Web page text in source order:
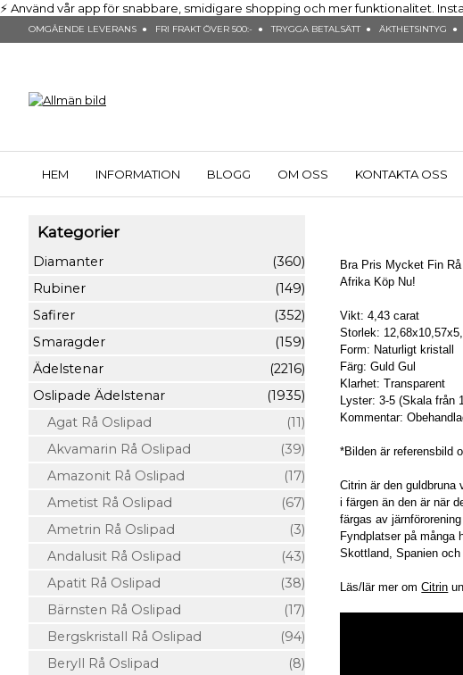
⚡ Använd vår app för snabbare, smidigare shopping och mer funktionalitet.
OMGÅENDE LEVERANS ● FRI FRAKT ÖVER 500:- ● TRYGGA BETALSÄTT ● ÄKTHETSINTYG ●
HEM INFORMATION BLOGG OM OSS KONTAKTA OSS
Kategorier
Diamanter
(360)
Rubiner
(149)
Safirer
(352)
Smaragder
(159)
Ädelstenar
(2216)
Oslipade Ädelstenar
(1935)
Agat Rå Oslipad
(11)
Akvamarin Rå Oslipad
(39)
Amazonit Rå Oslipad
(17)
Ametist Rå Oslipad
(67)
Ametrin Rå Oslipad
(3)
Andalusit Rå Oslipad
(43)
Apatit Rå Oslipad
(38)
Bärnsten Rå Oslipad
(17)
Bergskristall Rå Oslipad
(94)
Beryll Rå Oslipad
(8)
Bra Pris Mycket Fin
Afrika Köp Nu!
Vikt: 4,43 carat
Storlek:
Form: Naturligt kristall
Färg: Guld Gul
Klarhet: Transparent
Lyster: 3-5 (Skala från
Kommentar:
*Bilden är referensbild
Citrin är den
i färgen än den är när
färgas av
Fyndplatser på många
Skottland, Spanien och
Läs/lär mer omCitrin